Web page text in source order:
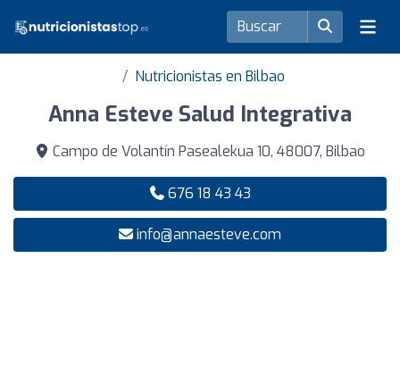
Nutricionistas en Bilbao
Anna Esteve Salud Integrativa
Campo de Volantín Pasealekua 10, 48007, Bilbao
676 18 43 43
info@annaesteve.com